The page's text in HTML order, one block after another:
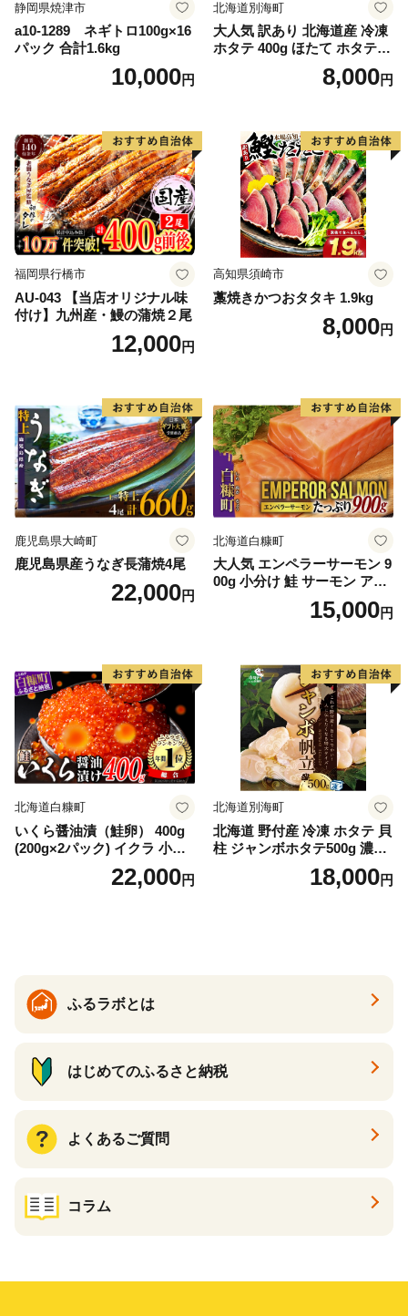
静岡県焼津市
a10-1289 ネギトロ100g×16
パック 合計1.6kg
10,000円
北海道別海町
大人気 訳あり 北海道産 冷凍
ホタテ 400g ほたて ホタテ
8,000円
福岡県行橋市
AU-043 【当店オリジナル味
付け】九州産・鰻の蒲焼２尾
12,000円
高知県須崎市
藁焼きかつおタタキ 1.9kg
8,000円
鹿児島県大崎町
鹿児島県産うなぎ長蒲焼4尾
22,000円
北海道白糠町
大人気 エンペラーサーモン 9
00g 小分け 鮭 サーモン アト
ランティックサーモン 水産
庁長官賞 受賞 さけ シャケ し
満足 美味しい 贈答 生食用 刺
身 お刺身 刺し身 魚介類 海鮮
冷凍 厚切り 薄切り ふるさと
納税 ふるさとチョイス チョ
イス 北海道 白糠町
15,000円
北海道白糠町
いくら醤油漬（鮭卵） 400g
(200g×2パック) イクラ 小分
け いくら醤油漬 鮭いくら い
くら醤油漬け 鮭 鮭卵 ikura
22,000円
北海道別海町
北海道 野付産 冷凍 ホタテ 貝
柱 ジャンボホタテ500g 濃厚
な旨味と甘み （ほたて ホタ
テ 帆立 貝柱 ホタテ貝柱 大玉
18,000円
ふるラボとは
はじめてのふるさと納税
よくあるご質問
コラム